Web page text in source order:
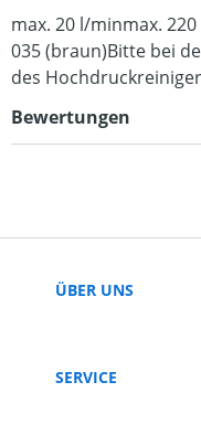
max. 20 l/minmax. 220
035 (braun)Bitte bei
des
Bewertungen
ÜBER UNS
SERVICE